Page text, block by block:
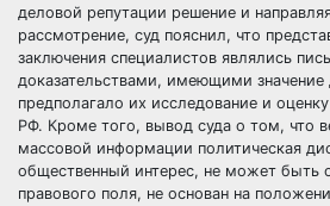
деловой репутации решение и
рассмотрение, суд пояснил, что
заключения специалистов являлись
доказательствами, имеющими значение
предполагало их исследование и
РФ. Кроме того, вывод суда о том, что
массовой информации политическая
общественный интерес, не может быть
правового поля, не основан на